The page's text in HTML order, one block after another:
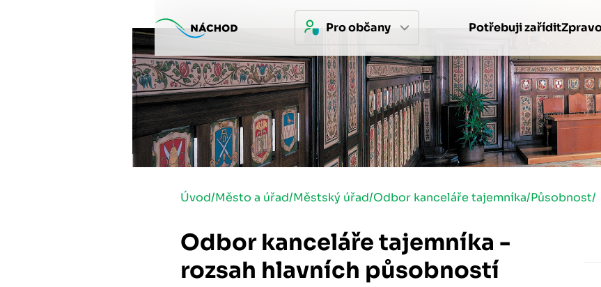
Pro občany Potřebuji zařídit
Úvod/Město a úřad/Městský úřad/Odbor kanceláře tajemníka/Působnost/
Odbor kanceláře tajemníka -
rozsah hlavních působností